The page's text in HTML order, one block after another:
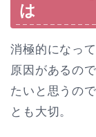
は
消極的になっ
原因があるの
たいと思うの
とも大切。